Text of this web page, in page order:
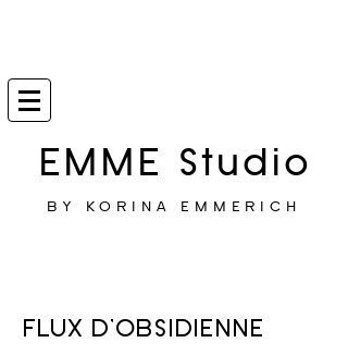
EMME Studio
BY KORINA EMMERICH
FLUX D'OBSIDIENNE